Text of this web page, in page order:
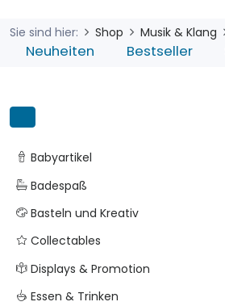
Sie sind hier: Shop Musik & Klang
Neuheiten Bestseller
Babyartikel
Badespaß
Basteln und Kreativ
Collectables
Displays & Promotion
Essen & Trinken